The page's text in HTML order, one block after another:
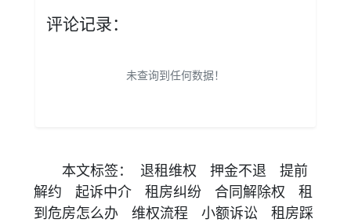
评论记录：
未查询到任何数据！
本文标签： 退租维权 押金不退
提前
解约
起诉中介 租房纠纷 合同解除权
租
到危房怎么办
维权流程 小额诉讼
租房踩